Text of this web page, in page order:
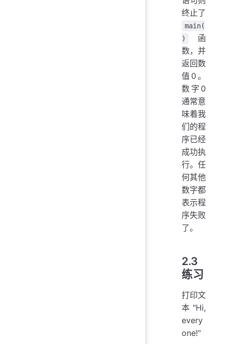
终止了
main(
)
函
数，并
返回数
值0。
数字0
通常意
味着我
们的程
序已经
成功执
行。任
何其他
数字都
表示程
序失败
了。
2.3
练习
打印文
本"Hi,
every
one!"